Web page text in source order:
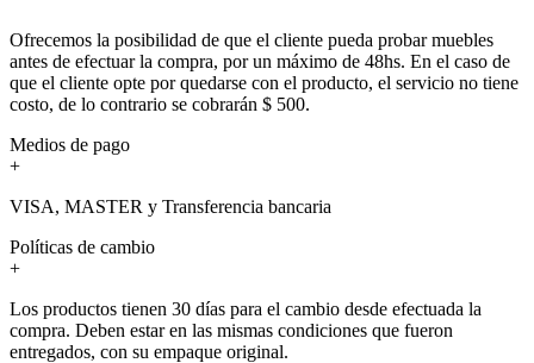
Ofrecemos la posibilidad de que el cliente pueda probar muebles
antes de efectuar la compra, por un máximo de 48hs. En el caso de
que el cliente opte por quedarse con el producto, el servicio no tiene
costo, de lo contrario se cobrarán $ 500.
Medios de pago
+
VISA, MASTER y Transferencia bancaria
Políticas de cambio
+
Los productos tienen 30 días para el cambio desde efectuada la
compra. Deben estar en las mismas condiciones que fueron
entregados, con su empaque original.